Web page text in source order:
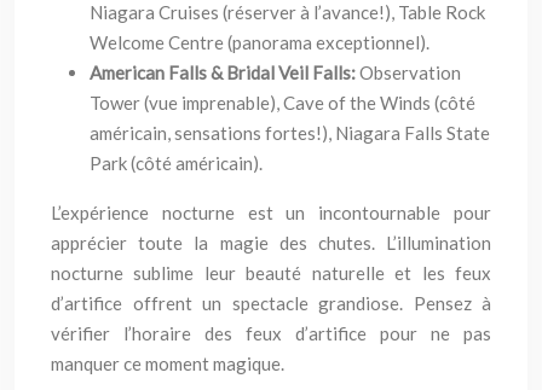
Niagara Cruises (réserver à l’avance!), Table Rock
Welcome Centre (panorama exceptionnel).
American Falls & Bridal Veil Falls:Observation
Tower (vue imprenable), Cave of the Winds (côté
américain, sensations fortes!), Niagara Falls State
Park (côté américain).
L’expérience nocturne est un incontournable pour
apprécier toute la magie des chutes. L’illumination
nocturne sublime leur beauté naturelle et les feux
d’artifice offrent un spectacle grandiose. Pensez à
vérifier l’horaire des feux d’artifice pour ne pas
manquer ce moment magique.